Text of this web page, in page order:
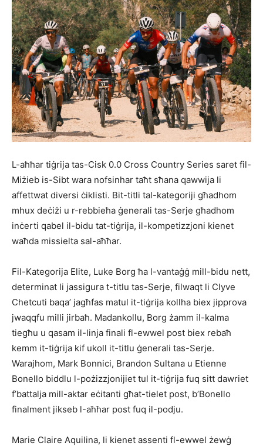
L-aħħar tiġrija tas-Cisk 0.0 Cross Country Series saret fil-
Miżieb is-Sibt wara nofsinhar taħt sħana qawwija li
affettwat diversi ċiklisti. Bit-titli tal-kategoriji għadhom
mhux deċiżi u r-rebbieħa ġenerali tas-Serje għadhom
inċerti qabel il-bidu tat-tiġrija, il-kompetizzjoni kienet
waħda missielta sal-aħħar.
Fil-Kategorija Elite, Luke Borg ħa l-vantaġġ mill-bidu nett,
determinat li jassigura t-titlu tas-Serje, filwaqt li Clyve
Chetcuti baqa’ jagħfas matul it-tiġrija kollha biex jipprova
jwaqqfu milli jirbaħ. Madankollu, Borg żamm il-kalma
tiegħu u qasam il-linja finali fl-ewwel post biex rebaħ
kemm it-tiġrija kif ukoll it-titlu ġenerali tas-Serje.
Warajhom, Mark Bonnici, Brandon Sultana u Etienne
Bonello biddlu l-pożizzjonijiet tul it-tiġrija fuq sitt dawriet
f’battalja mill-aktar eċitanti għat-tielet post, b’Bonello
finalment jikseb l-aħħar post fuq il-podju.
Marie Claire Aquilina, li kienet assenti fl-ewwel żewġ